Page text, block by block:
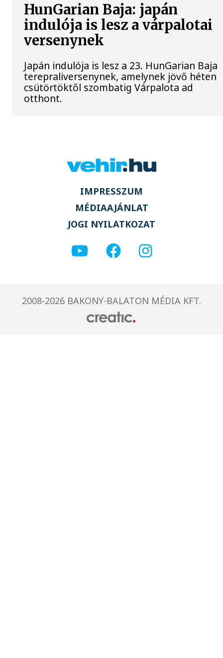
HunGarian Baja: japán
indulója is lesz a várpalotai
versenynek
Japán indulója is lesz a 23. HunGarian Baja
terepraliversenynek, amelynek jövő héten
csütörtöktől szombatig Várpalota ad
otthont.
IMPRESSZUM
MÉDIAAJÁNLAT
JOGI NYILATKOZAT
2008-2026 BAKONY-BALATON MÉDIA KFT.